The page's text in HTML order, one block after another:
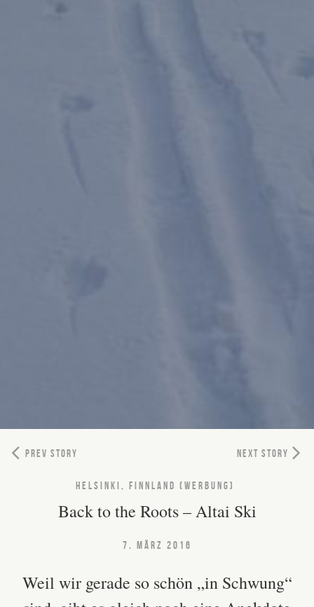
PREV STORY NEXT STORY
HELSINKI, FINNLAND (WERBUNG)
Back to the Roots – Altai Ski
7. MÄRZ 2016
Weil wir gerade so schön „in Schwung“